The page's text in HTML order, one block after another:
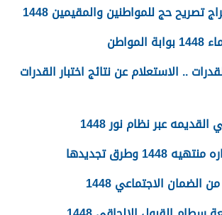
حج للمواطنين والمقيمين 1448
.. الاستعلام عن نتائج اختبار القدرات
عبر نظام نور 1448
وطرق تجديدها
الاجتماعي 1448